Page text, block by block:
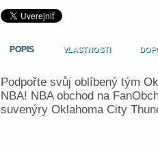
POPIS VLASTNOSTI
Podpořte svůj oblíbený tým
NBA! NBA obchod na
suvenýry Oklahoma City